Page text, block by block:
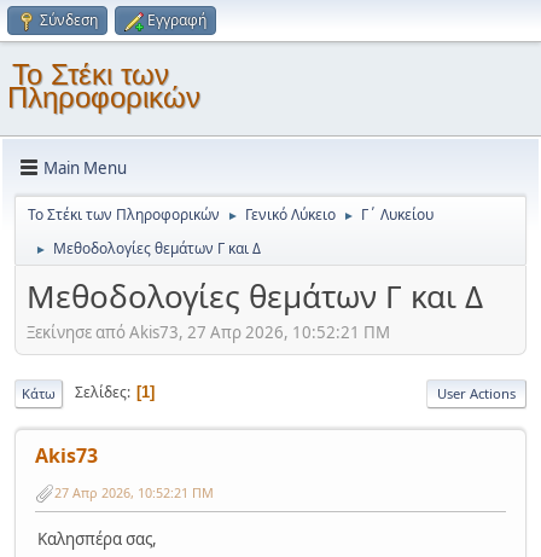
Σύνδεση Εγγραφή
Το Στέκι των
Πληροφορικών
Main Menu
Το Στέκι των Πληροφορικών ► Γενικό Λύκειο ► Γ΄ Λυκείου
► Μεθοδολογίες θεμάτων Γ και Δ
Μεθοδολογίες θεμάτων Γ και Δ
Ξεκίνησε από Akis73, 27 Απρ 2026, 10:52:21 ΠΜ
Κάτω Σελίδες 1 User Actions
Akis73
27 Απρ 2026, 10:52:21 ΠΜ
Καλησπέρα σας,